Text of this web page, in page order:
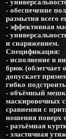
-
- обеспечение
размытия всего
- эффективная
-
и снаряжением.
Спецификация:
- исполнение в
брюк (облегчает
допускает
гибко
- объёмный
маскировочных
сравнении с
ношения поверх
- разъёмная
- эластичная